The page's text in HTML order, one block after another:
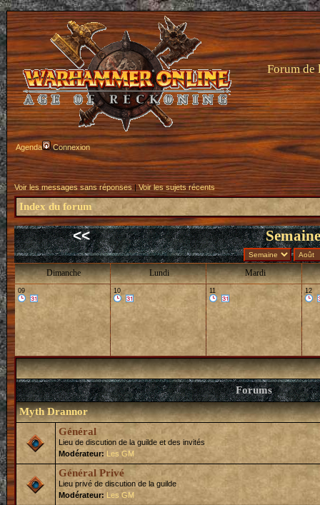
Forum
Agenda Connexion
Voir les messages sans réponses|Voir les sujets récents
Index du forum
<<
Dimanche Lundi Mardi
09 10 11 12
Forums
Myth Drannor
Général
Lieu de discution de la guilde et des invités
Modérateur: Les GM
Général Privé
Lieu privé de discution de la guilde
Modérateur: Les GM